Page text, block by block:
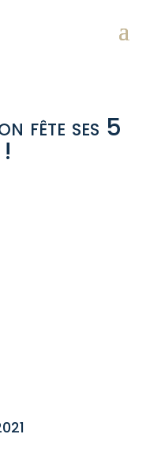
fête ses 5